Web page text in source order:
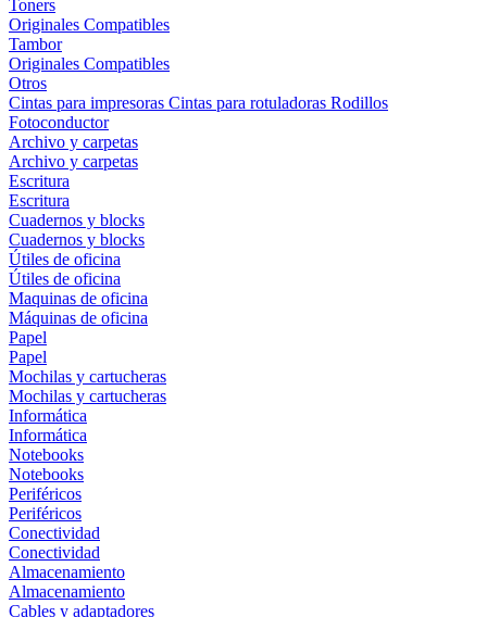
Toners
Originales Compatibles
Tambor
Originales Compatibles
Otros
Cintas para impresoras Cintas para rotuladoras Rodillos
Fotoconductor
Archivo y carpetas
Archivo y carpetas
Escritura
Escritura
Cuadernos y blocks
Cuadernos y blocks
Útiles de oficina
Útiles de oficina
Maquinas de oficina
Máquinas de oficina
Papel
Papel
Mochilas y cartucheras
Mochilas y cartucheras
Informática
Informática
Notebooks
Notebooks
Periféricos
Periféricos
Conectividad
Conectividad
Almacenamiento
Almacenamiento
Cables y adaptadores